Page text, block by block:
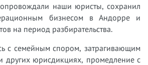
наши юристы, сохранил
бизнесом в Андорре и
на период разбирательства.
с семейным спором, затрагивающим
других юрисдикциях, промедление с